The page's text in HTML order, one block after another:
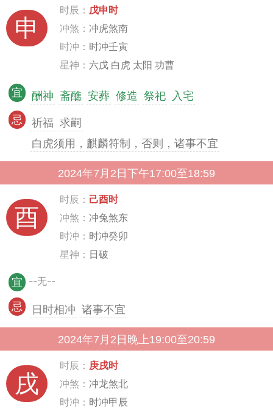
申
时辰： 戊申时
冲煞： 冲虎煞南
时冲： 时冲壬寅
星神： 六戊 白虎 太阳 功曹
宜 酬神 斋醮 安葬 修造 祭祀 入宅
忌 祈福 求嗣
白虎须用，麒麟符制，否则，诸事不宜
2024年7月2日下午17:00至18:59
酉
时辰： 己酉时
冲煞： 冲兔煞东
时冲： 时冲癸卯
星神： 日破
宜 --无--
忌 日时相冲 诸事不宜
2024年7月2日晚上19:00至20:59
戌
时辰： 庚戌时
冲煞： 冲龙煞北
时冲： 时冲甲辰